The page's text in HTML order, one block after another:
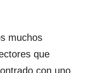
muchos
que
con uno